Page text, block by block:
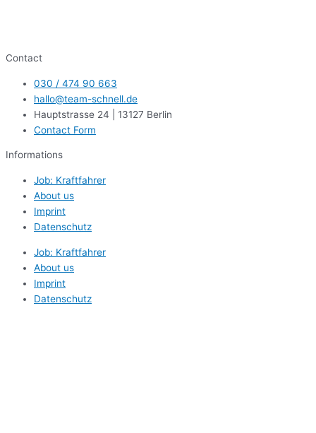
Contact
030 / 474 90 663
hallo@team-schnell.de
Hauptstrasse 24 | 13127 Berlin
Contact Form
Informations
Job: Kraftfahrer
About us
Imprint
Datenschutz
Job: Kraftfahrer
About us
Imprint
Datenschutz